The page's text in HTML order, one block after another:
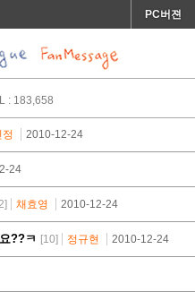
PC버젼
: 183,658
정 2010-12-24
24
채효영 2010-12-24
??ㅋ [10] 정규현 2010-12-24